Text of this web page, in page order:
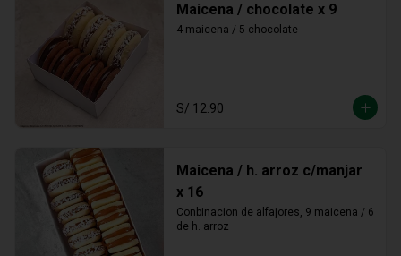
Maicena / chocolate x 9
4 maicena / 5 chocolate
S/ 12.90
Maicena / h. arroz c/manjar
x 16
Conbinacion de alfajores, 9 maicena / 6
de h. arroz